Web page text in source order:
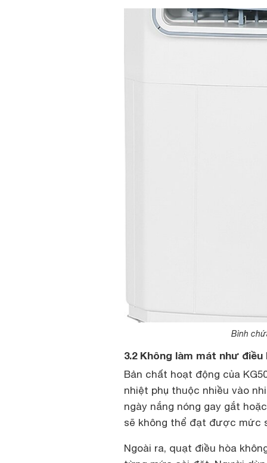
Bình
3.2 Không làm mát như điều
Bản chất hoạt động của
nhiệt phụ thuộc nhiều vào
ngày nắng nóng gay gắt
sẽ không thể đạt được mức
Ngoài ra, quạt điều hòa